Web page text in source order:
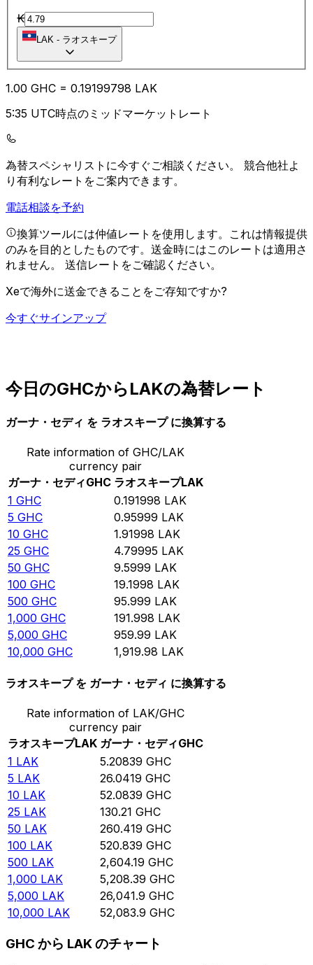
₭
LAK - ラオスキープ
1.00 GHC = 0.19199798 LAK
5:35 UTC時点のミッドマーケットレート
為替スペシャリストに今すぐご相談ください。 競合他社よ
り有利なレートをご案内できます。
電話相談を予約
換算ツールには仲値レートを使用します。これは情報提供
のみを目的としたものです。送金時にはこのレートは適用さ
れません。 送信レートをご確認ください。
Xeで海外に送金できることをご存知ですか?
今すぐサインアップ
今日のGHCからLAKの為替レート
ガーナ・セディ を ラオスキープ に換算する
Rate information of GHC/LAK
currency pair
ガーナ・セディGHC ラオスキープLAK
1 GHC 0.191998 LAK
5 GHC 0.95999 LAK
10 GHC 1.91998 LAK
25 GHC 4.79995 LAK
50 GHC 9.5999 LAK
100 GHC 19.1998 LAK
500 GHC 95.999 LAK
1,000 GHC 191.998 LAK
5,000 GHC 959.99 LAK
10,000 GHC 1,919.98 LAK
ラオスキープ を ガーナ・セディ に換算する
Rate information of LAK/GHC
currency pair
ラオスキープLAK ガーナ・セディGHC
1 LAK 5.20839 GHC
5 LAK 26.0419 GHC
10 LAK 52.0839 GHC
25 LAK 130.21 GHC
50 LAK 260.419 GHC
100 LAK 520.839 GHC
500 LAK 2,604.19 GHC
1,000 LAK 5,208.39 GHC
5,000 LAK 26,041.9 GHC
10,000 LAK 52,083.9 GHC
GHC から LAK のチャート